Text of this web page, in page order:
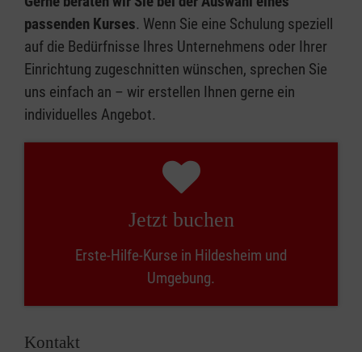
passenden Kurses. Wenn Sie eine Schulung speziell
auf die Bedürfnisse Ihres Unternehmens oder Ihrer
Einrichtung zugeschnitten wünschen, sprechen Sie
uns einfach an – wir erstellen Ihnen gerne ein
individuelles Angebot.
Jetzt buchen
Erste-Hilfe-Kurse in Hildesheim und
Umgebung.
Kontakt